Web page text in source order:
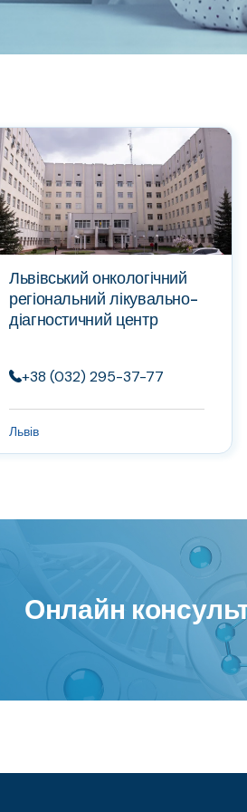
Львівський онкологічний
регіональний лікувально-
діагностичний центр
+38 (032) 295-37-77
Львів
Онлайн